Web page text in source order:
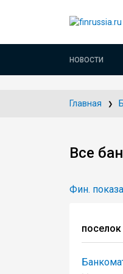
НОВОСТИ
Главная
Все
Фин.